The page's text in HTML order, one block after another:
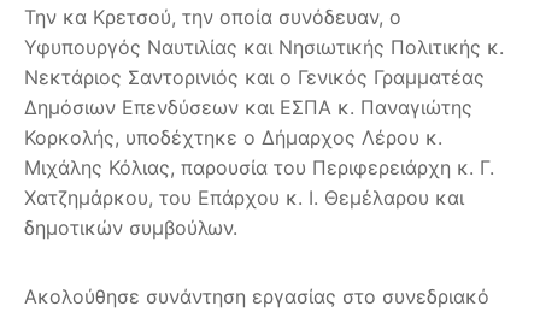
Την κα Κρετσού, την οποία συνόδευαν, ο
Υφυπουργός Ναυτιλίας και Νησιωτικής Πολιτικής κ.
Νεκτάριος Σαντορινιός και ο Γενικός Γραμματέας
Δημόσιων Επενδύσεων και ΕΣΠΑ κ. Παναγιώτης
Κορκολής, υποδέχτηκε ο Δήμαρχος Λέρου κ.
Μιχάλης Κόλιας, παρουσία του Περιφερειάρχη κ. Γ.
Χατζημάρκου, του Επάρχου κ. Ι. Θεμέλαρου και
δημοτικών συμβούλων.
Ακολούθησε συνάντηση εργασίας στο συνεδριακό